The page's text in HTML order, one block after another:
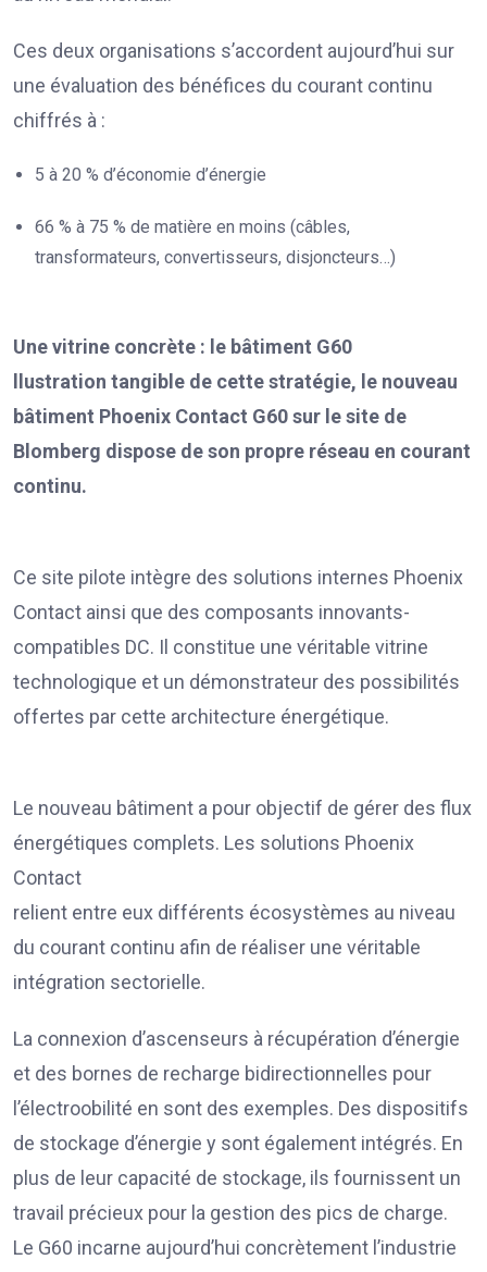
Ces deux organisations s’accordent aujourd’hui sur
une évaluation des bénéfices du courant continu
chiffrés à :
5 à 20 % d’économie d’énergie
66 % à 75 % de matière en moins (câbles,
transformateurs, convertisseurs, disjoncteurs…)
Une vitrine concrète : le bâtiment G60
llustration tangible de cette stratégie, le nouveau
bâtiment Phoenix Contact G60 sur le site de
Blomberg dispose de son propre réseau en courant
continu.
Ce site pilote intègre des solutions internes Phoenix
Contact ainsi que des composants innovants-
compatibles DC. Il constitue une véritable vitrine
technologique et un démonstrateur des possibilités
offertes par cette architecture énergétique.
Le nouveau bâtiment a pour objectif de gérer des flux
énergétiques complets. Les solutions Phoenix
Contact
relient entre eux différents écosystèmes au niveau
du courant continu afin de réaliser une véritable
intégration sectorielle.
La connexion d’ascenseurs à récupération d’énergie
et des bornes de recharge bidirectionnelles pour
l’électroobilité en sont des exemples. Des dispositifs
de stockage d’énergie y sont également intégrés. En
plus de leur capacité de stockage, ils fournissent un
travail précieux pour la gestion des pics de charge.
Le G60 incarne aujourd’hui concrètement l’industrie